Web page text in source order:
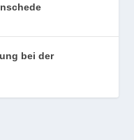
bei der